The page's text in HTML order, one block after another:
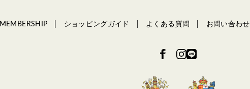
MEMBERSHIP ショッピングガイド よくある質問 お問い合わせ